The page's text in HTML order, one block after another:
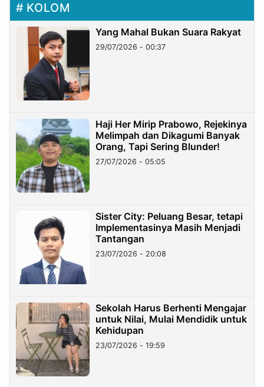
KOLOM
Yang Mahal Bukan Suara Rakyat
29/07/2026 - 00:37
Haji Her Mirip Prabowo, Rejekinya
Melimpah dan Dikagumi Banyak
Orang, Tapi Sering Blunder!
27/07/2026 - 05:05
Sister City: Peluang Besar, tetapi
Implementasinya Masih Menjadi
Tantangan
23/07/2026 - 20:08
Sekolah Harus Berhenti Mengajar
untuk Nilai, Mulai Mendidik untuk
Kehidupan
23/07/2026 - 19:59